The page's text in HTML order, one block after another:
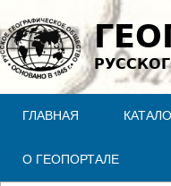
ГЛАВНАЯ
О ГЕОПОРТАЛЕ